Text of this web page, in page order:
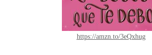
https://amzn.to/3eQxhug